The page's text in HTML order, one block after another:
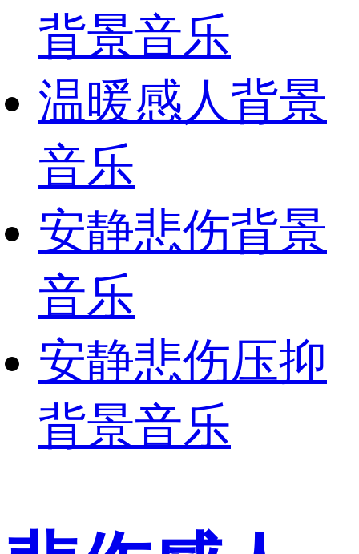
背景音乐
温暖感人背景
音乐
安静悲伤背景
音乐
安静悲伤压抑
背景音乐